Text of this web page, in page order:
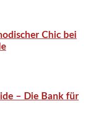
Chic bei
– Die Bank für